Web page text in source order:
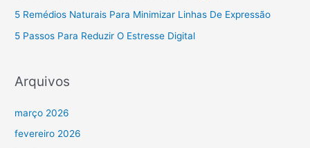
5 Remédios Naturais Para Minimizar Linhas De Expressão
5 Passos Para Reduzir O Estresse Digital
Arquivos
março 2026
fevereiro 2026